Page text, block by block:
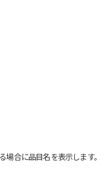
合に品目名を表示します。